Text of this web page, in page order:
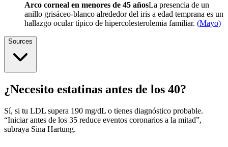
Arco corneal en menores de 45 añosLa presencia de un
anillo grisáceo-blanco alrededor del iris a edad temprana es un
hallazgo ocular típico de hipercolesterolemia familiar. (Mayo)
Sources
¿Necesito estatinas antes de los 40?
Sí, si tu LDL supera 190 mg/dL o tienes diagnóstico probable.
“Iniciar antes de los 35 reduce eventos coronarios a la mitad”,
subraya Sina Hartung.